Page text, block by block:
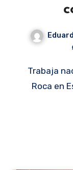
Trabaja nada menos que con los hermanos
Roca en